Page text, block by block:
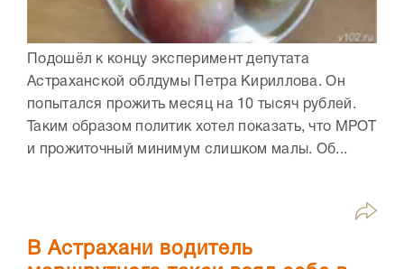
Подошёл к концу эксперимент депутата
Астраханской облдумы Петра Кириллова. Он
попытался прожить месяц на 10 тысяч рублей.
Таким образом политик хотел показать, что МРОТ
и прожиточный минимум слишком малы. Об...
В Астрахани водитель